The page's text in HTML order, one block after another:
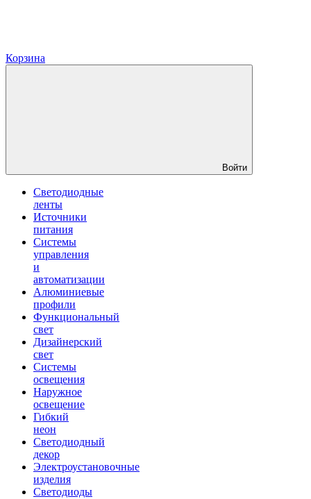
Корзина
Войти
Светодиодные
ленты
Источники
питания
Системы
управления
и
автоматизации
Алюминиевые
профили
Функциональный
свет
Дизайнерский
свет
Системы
освещения
Наружное
освещение
Гибкий
неон
Светодиодный
декор
Электроустановочные
изделия
Светодиоды